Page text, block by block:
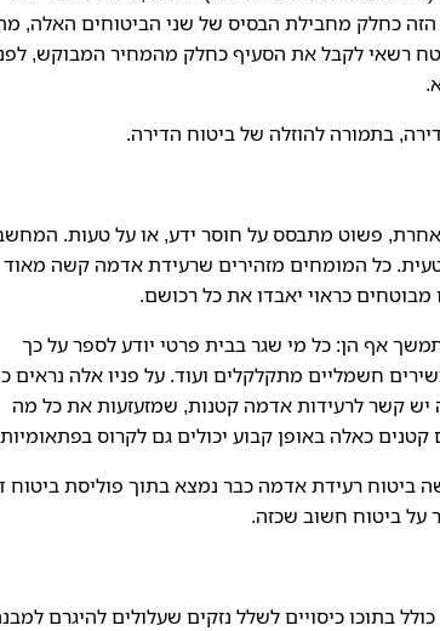
הזה כחלק מחבילת הבסיס של שני הביטוחים האלה,
רשאי לקבל את הסעיף כחלק מהמחיר המבוקש,
בתמורה להוזלה של ביטוח הדירה.
אחרת, פשוט מתבסס על חוסר ידע, או על טעות.
כל המומחים מזהירים שרעידת אדמה קשה מאוד
כראוי יאבדו את כל רכושם.
אף הן: כל מי שגר בבית פרטי יודע לספר על כך
חשמליים מתקלקלים ועוד. על פניו אלה נראים
יש קשר לרעידות אדמה קטנות, שמזעזעות את כל מה
כאלה באופן קבוע יכולים גם לקרוס
ביטוח רעידת אדמה כבר נמצא בתוך פוליסת ביטוח
על ביטוח חשוב שכזה.
בתוכו כיסויים לשלל נזקים שעלולים להיגרם